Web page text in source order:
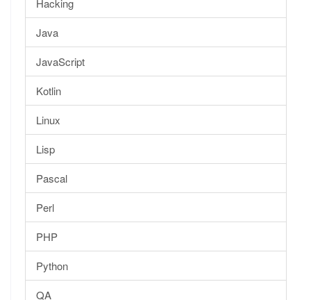
Hacking
Java
JavaScript
Kotlin
Linux
Lisp
Pascal
Perl
PHP
Python
QA